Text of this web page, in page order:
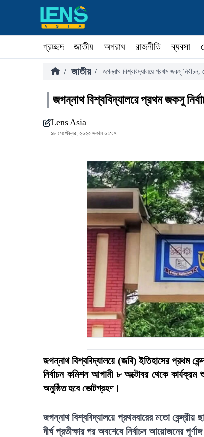
প্রচ্ছদ জাতীয় অপরাধ রাজনীতি ব্যবসা
/ জাতীয় / জগন্নাথ বিশ্ববিদ্যালয়ে প্রথম জকসু
জগন্নাথ বিশ্ববিদ্যালয়ে প্রথম জকসু
Lens Asia
১৮ সেপ্টেম্বর, ২০২৫ সকাল ০১:০৭
জগন্নাথ বিশ্ববিদ্যালয়ে (জবি) ইতিহাসের প্রথম
নির্বাচন কমিশন আগামী ৮ অক্টোবর থেকে
অনুষ্ঠিত হবে ভোটগ্রহণ।
জগন্নাথ বিশ্ববিদ্যালয়ে প্রথমবারের মতো
দীর্ঘ প্রতীক্ষার পর অবশেষে নির্বাচন আয়োজনের